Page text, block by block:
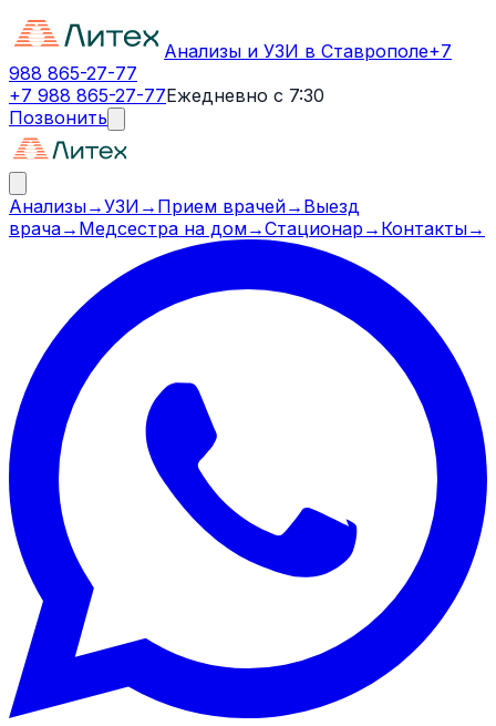
Анализы и УЗИ в Ставрополе+7
988 865-27-77
+7 988 865-27-77Ежедневно с 7:30
Позвонить
Анализы→УЗИ → Прием врачей→ Выезд
врача→ Медсестра на дом→Стационар → Контакты→